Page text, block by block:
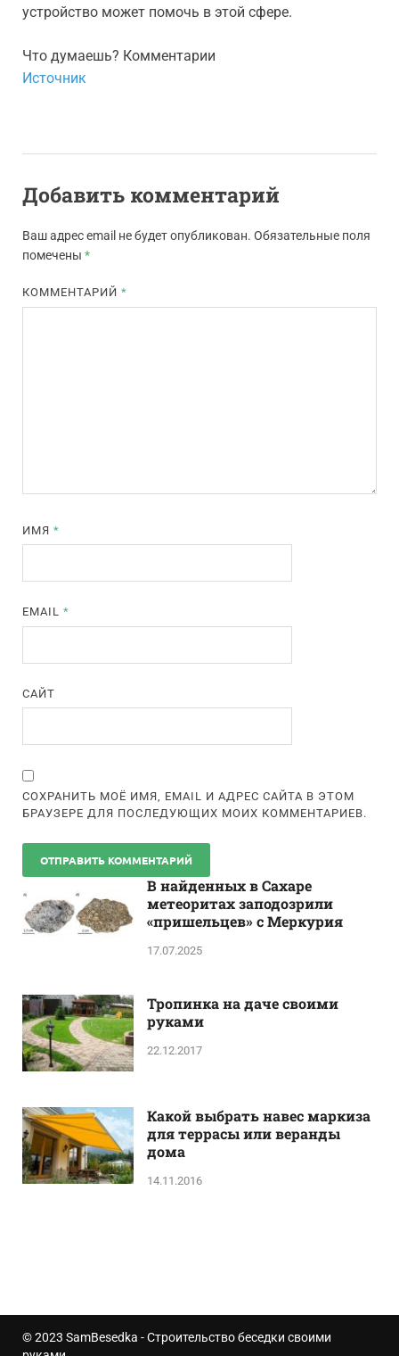
устройство может помочь в этой сфере.
Что думаешь? Комментарии
Источник
Добавить комментарий
Ваш адрес email не будет опубликован. Обязательные поля
помечены *
КОММЕНТАРИЙ*
ИМЯ*
EMAIL*
САЙТ
СОХРАНИТЬ МОЁ ИМЯ, EMAIL И АДРЕС САЙТА В ЭТОМ
БРАУЗЕРЕ ДЛЯ ПОСЛЕДУЮЩИХ МОИХ КОММЕНТАРИЕВ.
В найденных в Сахаре
метеоритах заподозрили
«пришельцев» с Меркурия
17.07.2025
Тропинка на даче своими
руками
22.12.2017
Какой выбрать навес маркиза
для террасы или веранды
дома
14.11.2016
© 2023 SamBesedka - Строительство беседки своими